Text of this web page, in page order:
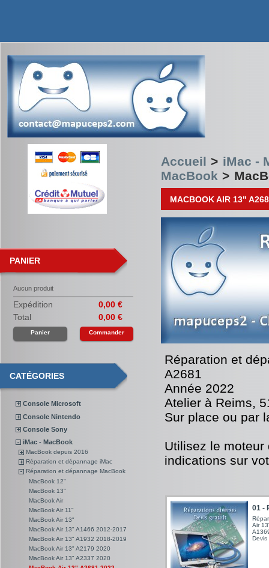
PANIER
Aucun produit
Expédition
0,00 €
Total
0,00 €
Panier Commander
CATÉGORIES
Console Microsoft
Console Nintendo
Console Sony
iMac - MacBook
MacBook depuis 2016
Réparation et dépannage iMac
Réparation et dépannage MacBook
MacBook 12"
MacBook 13"
MacBook Air
MacBook Air 11"
MacBook Air 13"
MacBook Air 13" A1466 2012-2017
MacBook Air 13" A1932 2018-2019
MacBook Air 13" A2179 2020
MacBook Air 13" A2337 2020
Accueil > iMac -
MacBook >
MACBOOK AIR 13"
Réparation et
A2681
Année 2022
Atelier à Reims,
Sur place ou par
Utilisez le
indications sur
01 -
Air
Devis